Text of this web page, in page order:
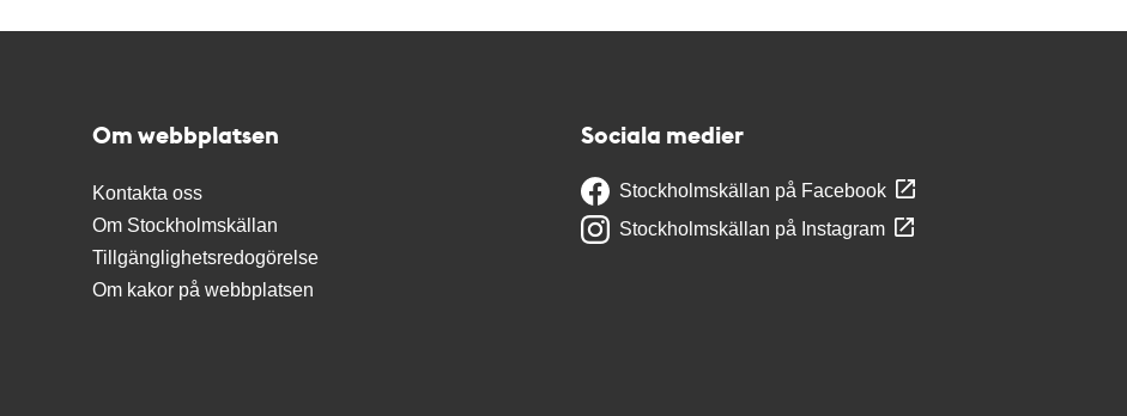
Om webbplatsen
Kontakta oss
Om Stockholmskällan
Tillgänglighetsredogörelse
Om kakor på webbplatsen
Sociala medier
Stockholmskällan på Facebook
Stockholmskällan på Instagram